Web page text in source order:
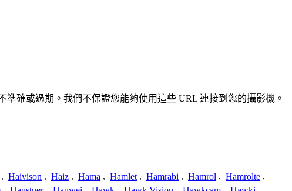
準確或過期。我們不保證您能夠使用這些 URL 連接到您的攝影機。
, Haivison , Haiz , Hama , Hamlet , Hamrabi , Hamrol , Hamrolte ,